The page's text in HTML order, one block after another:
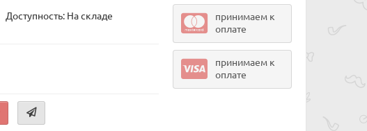
Доступность: На складе
принимаем к
оплате
принимаем к
оплате